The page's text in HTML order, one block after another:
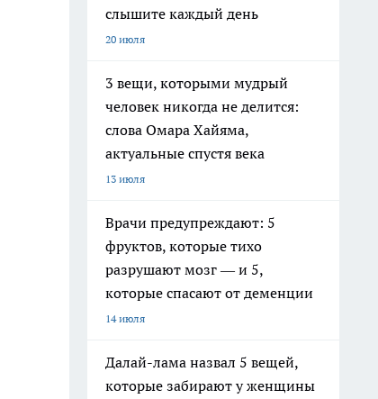
слышите каждый день
20 июля
3 вещи, которыми мудрый
человек никогда не делится:
слова Омара Хайяма,
актуальные спустя века
13 июля
Врачи предупреждают: 5
фруктов, которые тихо
разрушают мозг — и 5,
которые спасают от деменции
14 июля
Далай-лама назвал 5 вещей,
которые забирают у женщины